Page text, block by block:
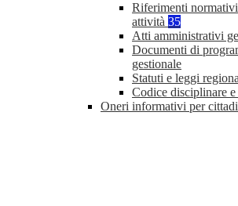
Riferimenti
attività 35
Atti amministrativi
Documenti di
gestionale
Statuti e leggi
Codice disciplinare
Oneri informativi per